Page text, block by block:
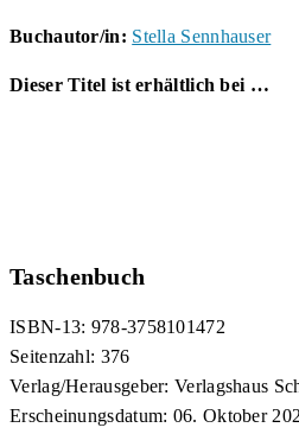
Buchautor/in: Stella Sennhauser
Dieser Titel ist erhältlich bei …
Taschenbuch
ISBN-13: 978-3758101472
Seitenzahl: 376
Verlag/Herausgeber: Verlagshaus
Erscheinungsdatum: 06. Oktober